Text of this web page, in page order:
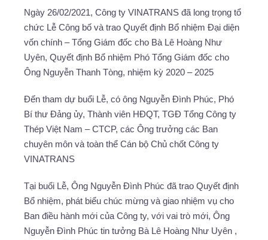
Ngày 26/02/2021, Công ty VINATRANS đã long trọng tổ
chức Lễ Công bố và trao Quyết định Bổ nhiệm Đại diện
vốn chính – Tổng Giám đốc cho Bà Lê Hoàng Như
Uyên, Quyết định Bổ nhiệm Phó Tổng Giám đốc cho
Ông Nguyễn Thanh Tòng, nhiệm kỳ 2020 – 2025
Đến tham dự buổi Lễ, có ông Nguyễn Đình Phúc, Phó
Bí thư Đảng ủy, Thành viên HĐQT, TGĐ Tổng Công ty
Thép Việt Nam – CTCP, các Ông trưởng các Ban
chuyên môn và toàn thể Cán bộ Chủ chốt Công ty
VINATRANS
Tại buổi Lễ, Ông Nguyễn Đình Phúc đã trao Quyết định
Bổ nhiệm, phát biểu chúc mừng và giao nhiệm vụ cho
Ban điều hành mới của Công ty, với vai trò mới, Ông
Nguyễn Đình Phúc tin tưởng Bà Lê Hoàng Như Uyên ,